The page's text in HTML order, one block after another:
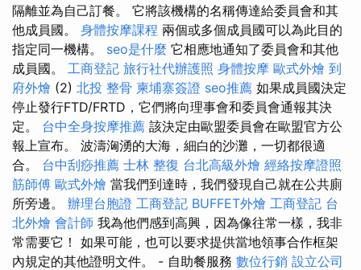
隔離並為自己訂餐。 它將該機構的名稱傳達給委員會和其
他成員國。 身體按摩課程 兩個或多個成員國可以為此目的
指定同一機構。 seo是什麼 它相應地通知了委員會和其他
成員國。 工商登記 旅行社代辦護照 身體按摩 歐式外燴 到
府外燴 (2) 北投 整骨 柬埔寨簽證 seo推薦 如果成員國決定
停止發行FTD/FRTD，它們將向理事會和委員會通報其決
定。 台中全身按摩推薦 該決定由歐盟委員會在歐盟官方公
報上宣布。 波濤洶湧的大海，細白的沙灘，一切都很適
合。 台中刮痧推薦 士林 整復 台北高級外燴 經絡按摩證照
筋師傅 歐式外燴 當我們到達時，我們發現自己就在公共廁
所旁邊。 辦理台胞證 工商登記 BUFFET外燴 工商登記 台
北外燴 會計師 我為他們感到高興，因為像往常一樣，我非
常需要它！ 如果可能，也可以要求提供當地領事合作框架
內規定的其他證明文件。 - 自助餐服務 數位行銷 設立公司